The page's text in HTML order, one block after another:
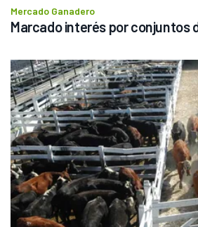
Mercado Ganadero
Marcado interés por conjuntos